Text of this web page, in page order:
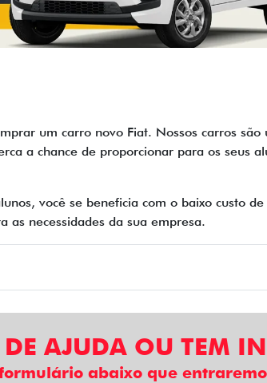
um carro novo Fiat. Nossos carros
a chance de proporcionar para os seus
você se beneficia com o baixo custo
as necessidades da sua empresa.
DE AJUDA OU TEM
abaixo que